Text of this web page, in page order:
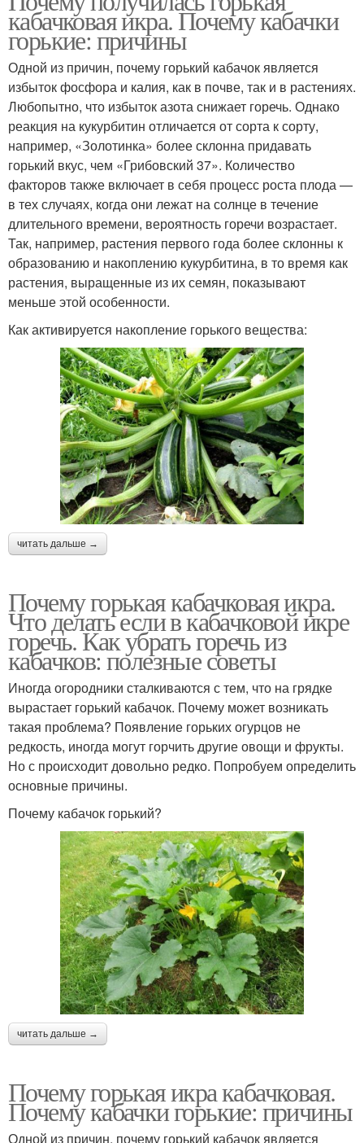
кабачковая икра. Почему кабачки
горькие: причины
Одной из причин, почему горький кабачок является
избыток фосфора и калия, как в почве, так и в растениях.
Любопытно, что избыток азота снижает горечь. Однако
реакция на кукурбитин отличается от сорта к сорту,
например, «Золотинка» более склонна придавать
горький вкус, чем «Грибовский 37». Количество
факторов также включает в себя процесс роста плода —
в тех случаях, когда они лежат на солнце в течение
длительного времени, вероятность горечи возрастает.
Так, например, растения первого года более склонны к
образованию и накоплению кукурбитина, в то время как
растения, выращенные из их семян, показывают
меньше этой особенности.
Как активируется накопление горького вещества:
читать дальше →
Почему горькая кабачковая икра.
Что делать если в кабачковой икре
горечь. Как убрать горечь из
кабачков: полезные советы
Иногда огородники сталкиваются с тем, что на грядке
вырастает горький кабачок. Почему может возникать
такая проблема? Появление горьких огурцов не
редкость, иногда могут горчить другие овощи и фрукты.
Но с происходит довольно редко. Попробуем определить
основные причины.
Почему кабачок горький?
читать дальше →
Почему горькая икра кабачковая.
Почему кабачки горькие: причины
Одной из причин, почему горький кабачок является